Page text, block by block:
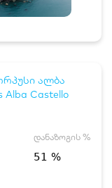
ალბა
Castello
დანაზოგის %
51 %